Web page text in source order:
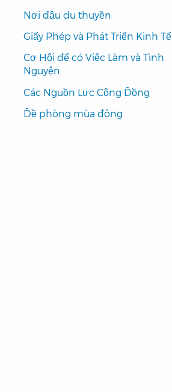
Nơi đậu du thuyền
Giấy Phép và Phát Triển Kinh Tế
Cơ Hội để có Việc Làm và Tình
Nguyện
Các Nguồn Lực Cộng Đồng
Đề phòng mùa đông